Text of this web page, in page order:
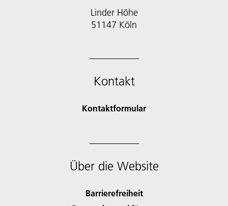
Linder Höhe
51147 Köln
Kontakt
Kontaktformular
Über die Website
Barrierefreiheit